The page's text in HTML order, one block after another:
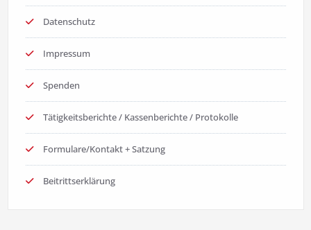
Datenschutz
Impressum
Spenden
Tätigkeitsberichte / Kassenberichte / Protokolle
Formulare/Kontakt + Satzung
Beitrittserklärung